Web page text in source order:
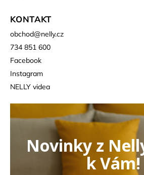
KONTAKT
obchod@nelly.cz
734 851 600
Facebook
Instagram
NELLY videa
Novinky z
k Vám!